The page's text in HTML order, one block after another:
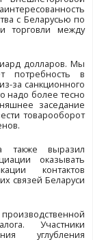
наших
и наметить
в том
работы.
запросах. В
БелТПП,